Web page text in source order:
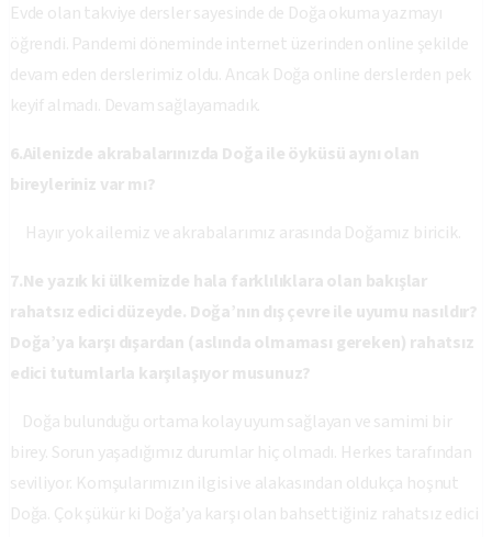
Evde olan takviye dersler sayesinde de Doğa okuma yazmayı
öğrendi. Pandemi döneminde internet üzerinden online şekilde
devam eden derslerimiz oldu. Ancak Doğa online derslerden pek
keyif almadı. Devam sağlayamadık.
6.Ailenizde akrabalarınızda Doğa ile öyküsü aynı olan
bireyleriniz var mı?
Hayır yok ailemiz ve akrabalarımız arasında Doğamız biricik.
7.Ne yazık ki ülkemizde hala farklılıklara olan bakışlar
rahatsız edici düzeyde. Doğa’nın dış çevre ile uyumu nasıldır?
Doğa’ya karşı dışardan (aslında olmaması gereken) rahatsız
edici tutumlarla karşılaşıyor musunuz?
Doğa bulunduğu ortama kolay uyum sağlayan ve samimi bir
birey. Sorun yaşadığımız durumlar hiç olmadı. Herkes tarafından
seviliyor. Komşularımızın ilgisi ve alakasından oldukça hoşnut
Doğa. Çok şükür ki Doğa’ya karşı olan bahsettiğiniz rahatsız edici